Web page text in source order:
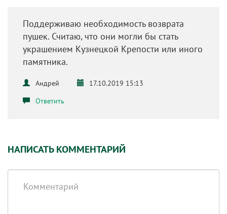
Поддерживаю необходимость возврата
пушек. Считаю, что они могли бы стать
украшением Кузнецкой Крепости или иного
памятника.
Андрей
17.10.2019 15:13
Ответить
НАПИСАТЬ КОММЕНТАРИЙ